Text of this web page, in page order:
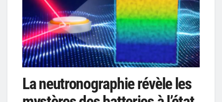
La neutronographie révèle les